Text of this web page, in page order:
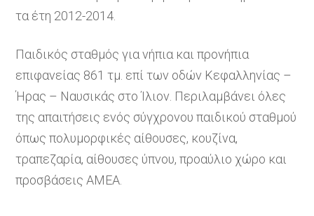
τα έτη 2012-2014.
Παιδικός σταθμός για νήπια και προνήπια
επιφανείας 861 τμ. επί των οδών Κεφαλληνίας –
Ήρας – Ναυσικάς στο Ίλιον. Περιλαμβάνει όλες
της απαιτήσεις ενός σύγχρονου παιδικού σταθμού
όπως πολυμορφικές αίθουσες, κουζίνα,
τραπεζαρία, αίθουσες ύπνου, προαύλιο χώρο και
προσβάσεις ΑΜΕΑ.